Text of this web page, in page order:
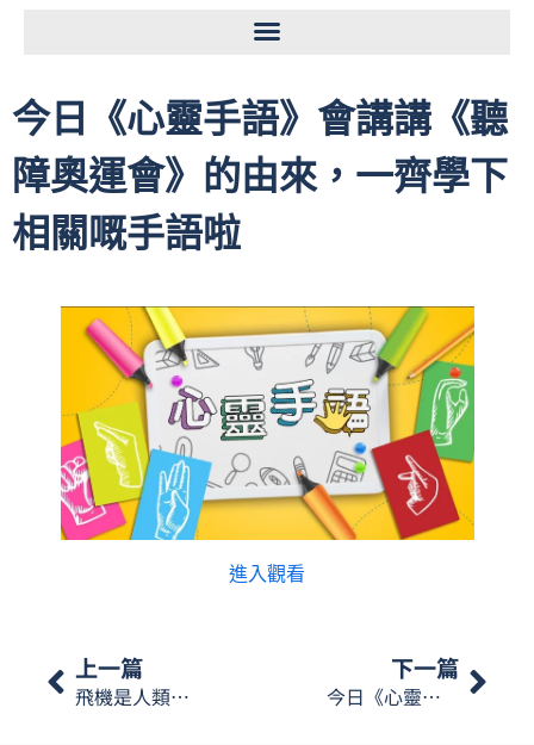
今日《心靈手語》會講講《聽
障奧運會》的由來，一齊學下
相關嘅手語啦
進入觀看
上一篇
飛機是人類的空中翅膀。它像一隻巨大的金屬飛鳥，載著人們高速穿越雲層，輕鬆連結世界各個角落，將遙遠的距離瞬間變近，讓我們能更快地探索更廣闊的天地。那麼『飛機』澳門手語怎樣表達呢？…【星期一手語】
下一篇
今日《心靈手語》會講聾人的特色運動會的由來：「聽力分貝」「公平」「裁判」。